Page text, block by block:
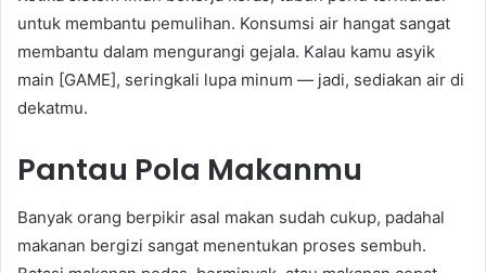
untuk membantu pemulihan. Konsumsi air hangat sangat
membantu dalam mengurangi gejala. Kalau kamu asyik
main [GAME], seringkali lupa minum — jadi, sediakan air di
dekatmu.
Pantau Pola Makanmu
Banyak orang berpikir asal makan sudah cukup, padahal
makanan bergizi sangat menentukan proses sembuh.